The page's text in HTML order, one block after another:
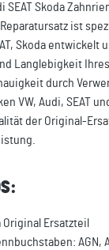
SEAT Skoda
ist
Skoda entwickelt
Langlebigkeit
durch
VW, Audi, SEAT
der Original-
Ersatzteil
AGN,